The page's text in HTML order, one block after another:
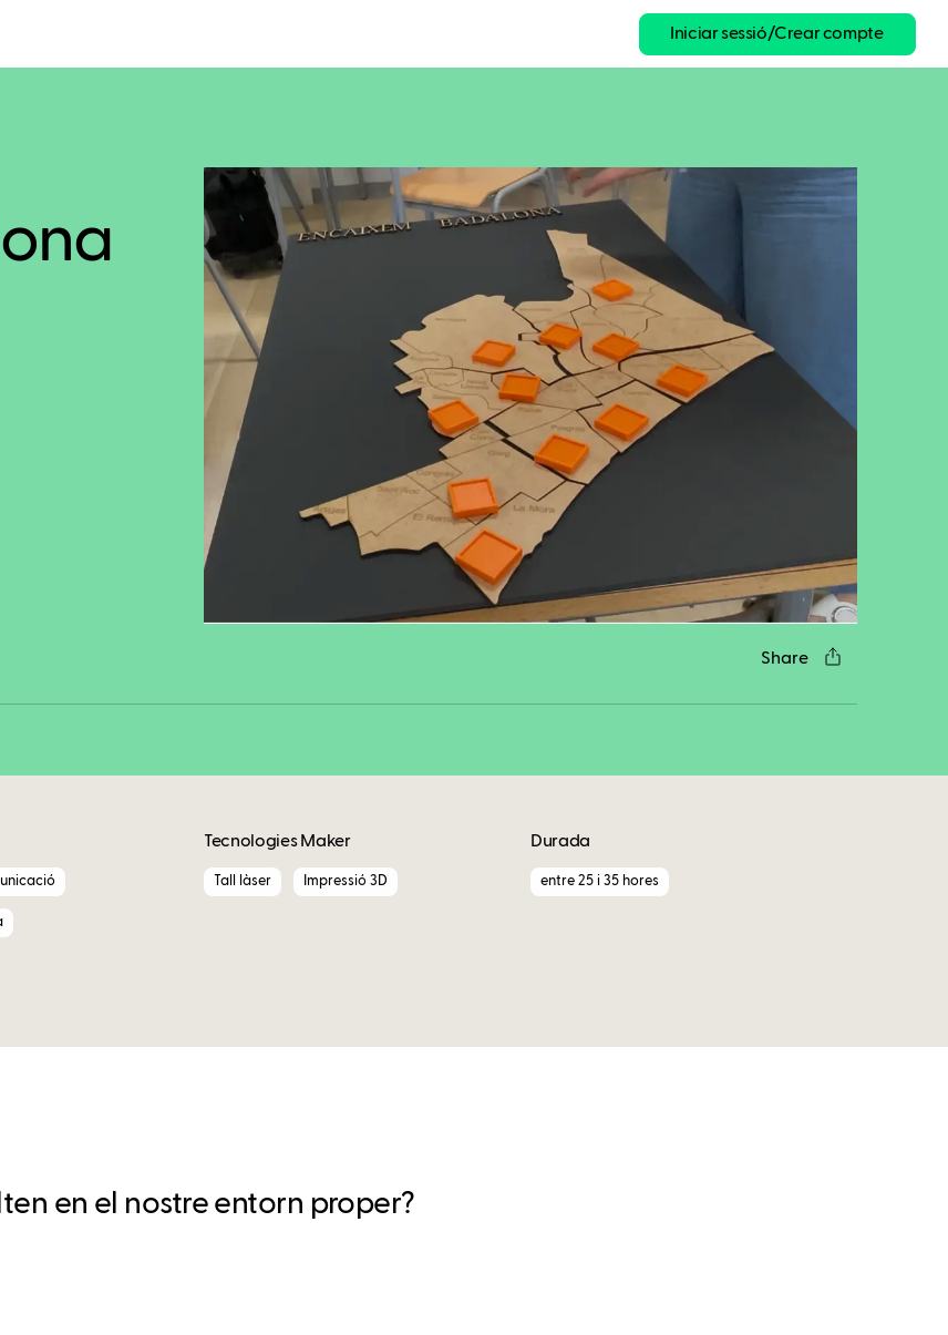
Iniciar sessió/Crear compte
Share
Facebook
Twitter
LinkedIn
Tecnologies Maker
Tall làser Impressió 3D
Durada
entre 25 i 35 hores
en el nostre entorn proper?